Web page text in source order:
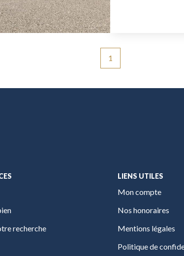
1
recherche
LIENS UTILES
Mon compte
Nos honoraires
Mentions légales
Politique de